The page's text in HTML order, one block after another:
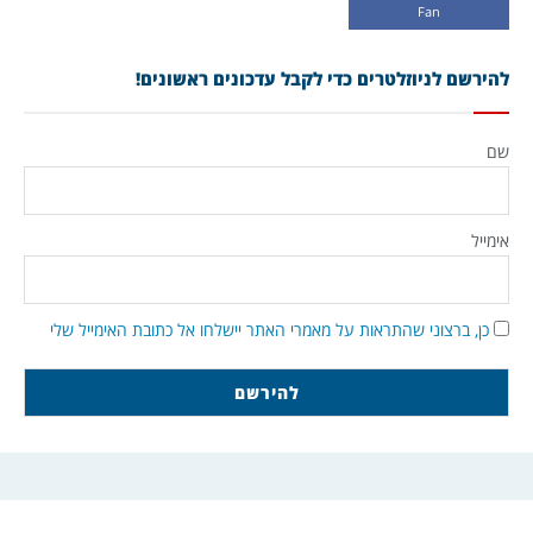
Fan
להירשם לניוזלטרים כדי לקבל עדכונים ראשונים!
שם
אימייל
כן, ברצוני שהתראות על מאמרי האתר יישלחו אל כתובת האימייל שלי